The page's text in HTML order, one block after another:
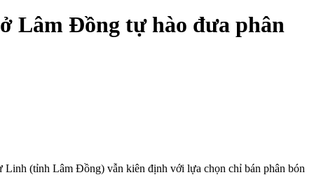
Lâm Đồng tự hào đưa phân
(tỉnh Lâm Đồng) vẫn kiên định với lựa chọn chỉ bán phân bón